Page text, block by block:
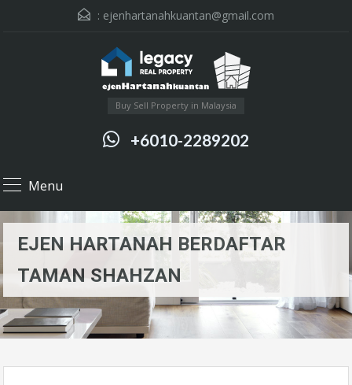
: ejenhartanahkuantan@gmail.com
Buy Sell Property in Malaysia
+6010-2289202
Menu
EJEN HARTANAH BERDAFTAR
TAMAN SHAHZAN